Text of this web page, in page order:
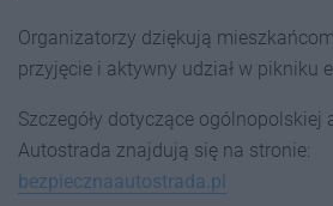
Organizatorzy dziękują
przyjęcie i aktywny udział w pikniku
Szczegóły dotyczące ogólnopolskiej
Autostrada znajdują się na stronie:
bezpiecznaautostrada.pl